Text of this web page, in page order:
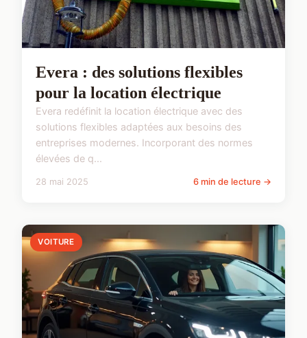
Evera : des solutions flexibles
pour la location électrique
Evera redéfinit la location électrique avec des
solutions flexibles adaptées aux besoins des
entreprises modernes. Incorporant des normes
élevées de q...
28 mai 2025 6 min de lecture →
VOITURE